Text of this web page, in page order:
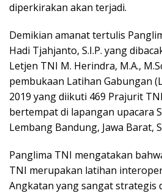
diperkirakan akan terjadi.
Demikian amanat tertulis
Hadi Tjahjanto, S.I.P. yang
Letjen TNI M. Herindra, M.A.,
pembukaan Latihan Gabungan
2019 yang diikuti 469 Prajurit TNI
bertempat di lapangan upacara
Lembang Bandung, Jawa Barat,
Panglima TNI mengatakan
TNI merupakan latihan
Angkatan yang sangat strategis